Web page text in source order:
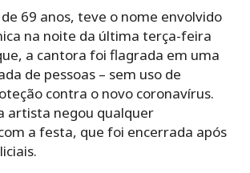
69 anos, teve o nome envolvido
na noite da última terça-feira
a cantora foi flagrada em uma
de pessoas – sem uso de
contra o novo coronavírus.
artista negou qualquer
a festa, que foi encerrada após